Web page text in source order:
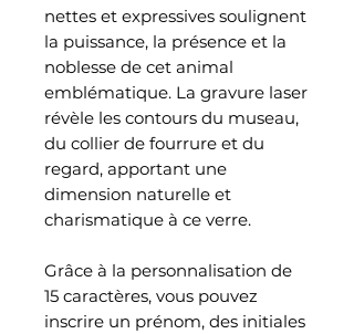
nettes et expressives soulignent
la puissance, la présence et la
noblesse de cet animal
emblématique. La gravure laser
révèle les contours du museau,
du collier de fourrure et du
regard, apportant une
dimension naturelle et
charismatique à ce verre.
Grâce à la personnalisation de
15 caractères, vous pouvez
inscrire un prénom, des initiales